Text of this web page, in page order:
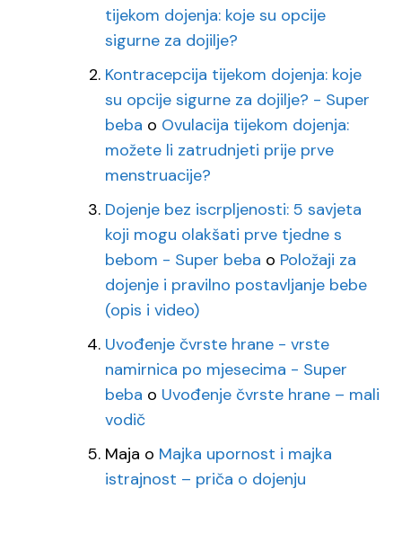
tijekom dojenja: koje su opcije
sigurne za dojilje?
Kontracepcija tijekom dojenja: koje
su opcije sigurne za dojilje? - Super
beba o Ovulacija tijekom dojenja:
možete li zatrudnjeti prije prve
menstruacije?
Dojenje bez iscrpljenosti: 5 savjeta
koji mogu olakšati prve tjedne s
bebom - Super beba o Položaji za
dojenje i pravilno postavljanje bebe
(opis i video)
Uvođenje čvrste hrane - vrste
namirnica po mjesecima - Super
beba o Uvođenje čvrste hrane – mali
vodič
Maja o Majka upornost i majka
istrajnost – priča o dojenju